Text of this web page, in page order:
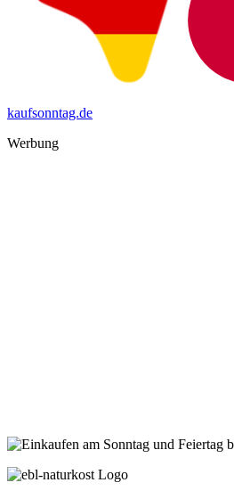
kaufsonntag.de
Werbung